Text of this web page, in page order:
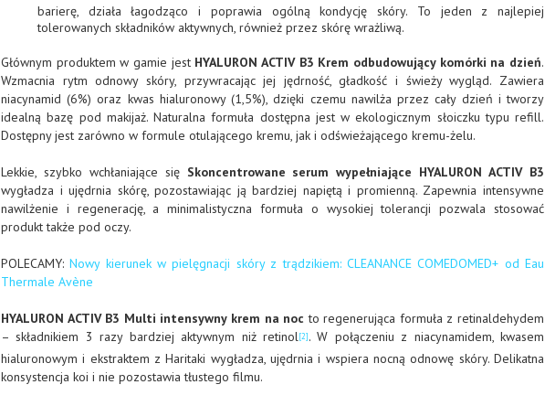
barierę, działa łagodząco i poprawia ogólną kondycję skóry. To jeden z najlepiej
tolerowanych składników aktywnych, również przez skórę wrażliwą.
Głównym produktem w gamie jest HYALURON ACTIV B3 Krem odbudowujący komórki na dzień.
Wzmacnia rytm odnowy skóry, przywracając jej jędrność, gładkość i świeży wygląd. Zawiera
niacynamid (6%) oraz kwas hialuronowy (1,5%), dzięki czemu nawilża przez cały dzień i tworzy
idealną bazę pod makijaż. Naturalna formuła dostępna jest w ekologicznym słoiczku typu refill.
Dostępny jest zarówno w formule otulającego kremu, jak i odświeżającego kremu-żelu.
Lekkie, szybko wchłaniające sięSkoncentrowane serum wypełniające HYALURON ACTIV B3
wygładza i ujędrnia skórę, pozostawiając ją bardziej napiętą i promienną. Zapewnia intensywne
nawilżenie i regenerację, a minimalistyczna formuła o wysokiej tolerancji pozwala stosować
produkt także pod oczy.
POLECAMY:Nowy kierunek w pielęgnacji skóry z trądzikiem: CLEANANCE COMEDOMED+ od Eau
Thermale Avène
HYALURON ACTIV B3 Multi intensywny krem na nocto regenerująca formuła z retinaldehydem
– składnikiem 3 razy bardziej aktywnym niż retinol[2] . W połączeniu z niacynamidem, kwasem
hialuronowym i ekstraktem z Haritaki wygładza, ujędrnia i wspiera nocną odnowę skóry. Delikatna
konsystencja koi i nie pozostawia tłustego filmu.